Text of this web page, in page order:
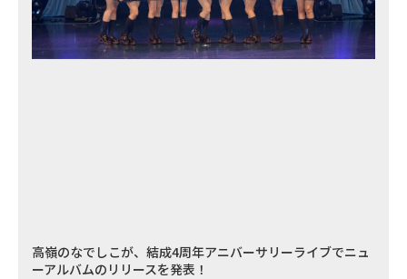
高嶺のなでしこが、結成4周年アニバーサリーライブでニュ
ーアルバムのリリースを発表！